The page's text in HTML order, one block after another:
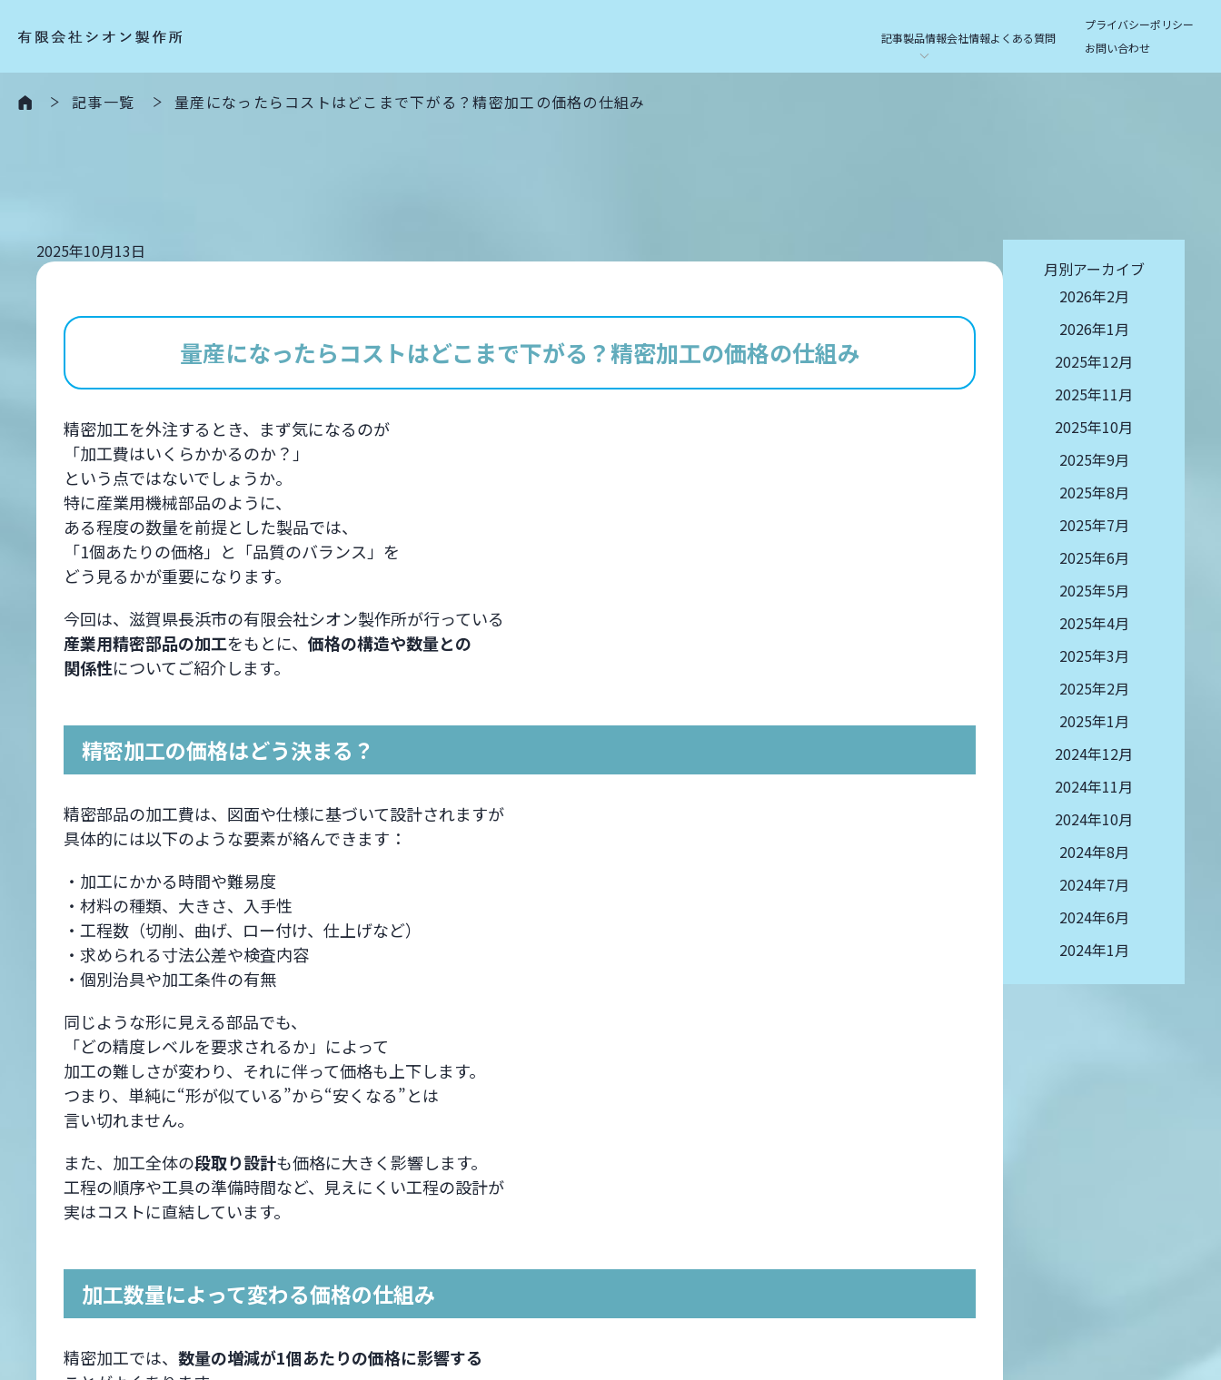
記事製品情報会社情報よくある質問
プライバシーポリシー
お問い合わせ
記事一覧 量産になったらコストはどこまで下がる？精密加工の価格の仕組み
2025年10月13日
量産になったらコストはどこまで下がる？精密加工の価格の仕組み
精密加工を外注するとき、まず気になるのが
「加工費はいくらかかるのか？」
という点ではないでしょうか。
特に産業用機械部品のように、
ある程度の数量を前提とした製品では、
「1個あたりの価格」と「品質のバランス」を
どう見るかが重要になります。
今回は、滋賀県長浜市の有限会社シオン製作所が行っている
産業用精密部品の加工をもとに、 価格の構造や数量との
関係性についてご紹介します。
精密加工の価格はどう決まる？
精密部品の加工費は、図面や仕様に基づいて設計されますが
具体的には以下のような要素が絡んできます：
・加工にかかる時間や難易度
・材料の種類、大きさ、入手性
・工程数（切削、曲げ、ロー付け、仕上げなど）
・求められる寸法公差や検査内容
・個別治具や加工条件の有無
同じような形に見える部品でも、
「どの精度レベルを要求されるか」によって
加工の難しさが変わり、それに伴って価格も上下します。
つまり、単純に“形が似ている”から“安くなる”とは
言い切れません。
また、加工全体の段取り設計も価格に大きく影響します。
工程の順序や工具の準備時間など、見えにくい工程の設計が
実はコストに直結しています。
加工数量によって変わる価格の仕組み
精密加工では、 数量の増減が1個あたりの価格に影響する
月別アーカイブ
2026年2月
2026年1月
2025年12月
2025年11月
2025年10月
2025年9月
2025年8月
2025年7月
2025年6月
2025年5月
2025年4月
2025年3月
2025年2月
2025年1月
2024年12月
2024年11月
2024年10月
2024年8月
2024年7月
2024年6月
2024年1月